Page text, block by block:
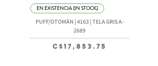
EN EXISTENCIA (IN STOCK)
PUFF/OTOMÁN | 4163 | TELA GRIS A-
2689
Precio
C$17,853.75